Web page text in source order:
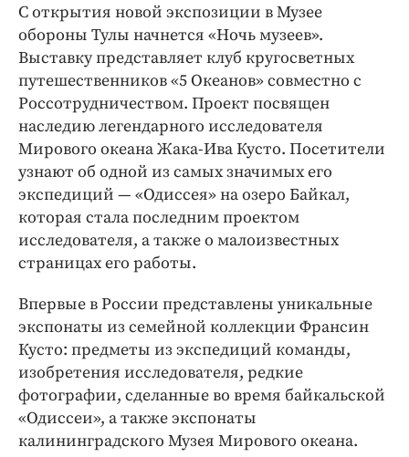
С открытия новой экспозиции в Музее
обороны Тулы начнется «Ночь музеев».
Выставку представляет клуб кругосветных
путешественников «5 Океанов» совместно с
Россотрудничеством. Проект посвящен
наследию легендарного исследователя
Мирового океана Жака-Ива Кусто. Посетители
узнают об одной из самых значимых его
экспедиций — «Одиссея» на озеро Байкал,
которая стала последним проектом
исследователя, а также о малоизвестных
страницах его работы.
Впервые в России представлены уникальные
экспонаты из семейной коллекции Франсин
Кусто: предметы из экспедиций команды,
изобретения исследователя, редкие
фотографии, сделанные во время байкальской
«Одиссеи», а также экспонаты
калининградского Музея Мирового океана.